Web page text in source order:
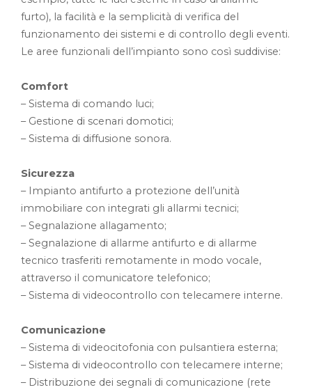
furto), la facilità e la semplicità di verifica del
funzionamento dei sistemi e di controllo degli eventi.
Le aree funzionali dell’impianto sono così suddivise:
Comfort
– Sistema di comando luci;
– Gestione di scenari domotici;
– Sistema di diffusione sonora.
Sicurezza
– Impianto antifurto a protezione dell’unità
immobiliare con integrati gli allarmi tecnici;
– Segnalazione allagamento;
– Segnalazione di allarme antifurto e di allarme
tecnico trasferiti remotamente in modo vocale,
attraverso il comunicatore telefonico;
– Sistema di videocontrollo con telecamere interne.
Comunicazione
– Sistema di videocitofonia con pulsantiera esterna;
– Sistema di videocontrollo con telecamere interne;
– Distribuzione dei segnali di comunicazione (rete